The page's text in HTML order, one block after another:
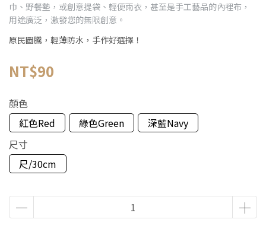
巾、野餐墊，或創意提袋、輕便雨衣，甚至是手工藝品的內裡布，
用途廣泛，激發您的無限創意。
原民圖騰，輕薄防水，手作好選擇！
NT$90
顏色
紅色Red
綠色Green
深藍Navy
尺寸
尺/30cm